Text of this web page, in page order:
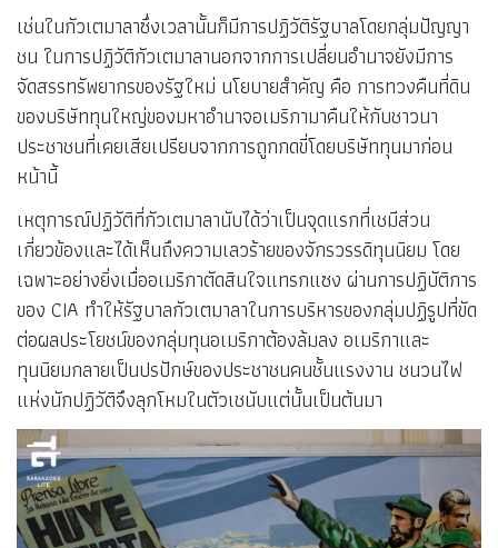
เช่นในกัวเตมาลาซึ่งเวลานั้นก็มีการปฏิวัติรัฐบาลโดยกลุ่มปัญญา
ชน ในการปฏิวัติกัวเตมาลานอกจากการเปลี่ยนอำนาจยังมีการ
จัดสรรทรัพยากรของรัฐใหม่ นโยบายสำคัญ คือ การทวงคืนที่ดิน
ของบริษัททุนใหญ่ของมหาอำนาจอเมริกามาคืนให้กับชาวนา
ประชาชนที่เคยเสียเปรียบจากการถูกกดขี่โดยบริษัททุนมาก่อน
หน้านี้
เหตุการณ์ปฏิวัติที่กัวเตมาลานับได้ว่าเป็นจุดแรกที่เชมีส่วน
เกี่ยวข้องและได้เห็นถึงความเลวร้ายของจักรวรรดิทุนนิยม โดย
เฉพาะอย่างยิ่งเมื่ออเมริกาตัดสินใจแทรกแซง ผ่านการปฏิบัติการ
ของ CIA ทำให้รัฐบาลกัวเตมาลาในการบริหารของกลุ่มปฏิรูปที่ขัด
ต่อผลประโยชน์ของกลุ่มทุนอเมริกาต้องล้มลง อเมริกาและ
ทุนนิยมกลายเป็นปรปักษ์ของประชาชนคนชั้นแรงงาน ชนวนไฟ
แห่งนักปฏิวัติจึงลุกโหมในตัวเชนับแต่นั้นเป็นต้นมา